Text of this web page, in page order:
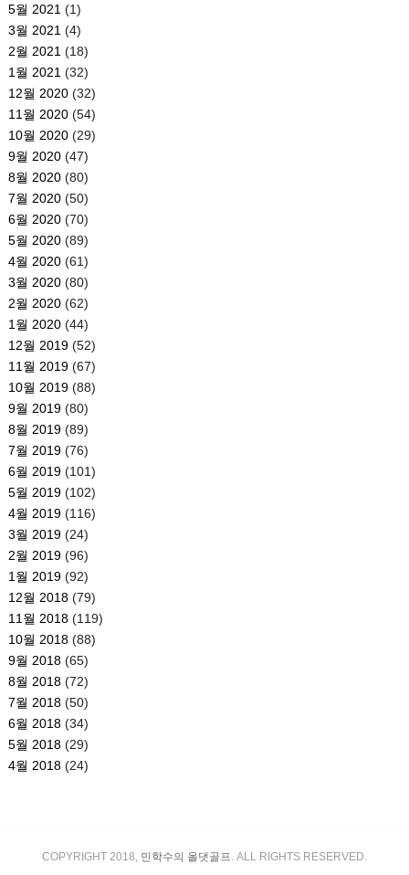
5월 2021 (1)
3월 2021 (4)
2월 2021 (18)
1월 2021 (32)
12월 2020(32)
11월 2020(54)
10월 2020(29)
9월 2020(47)
8월 2020(80)
7월 2020(50)
6월 2020(70)
5월 2020(89)
4월 2020(61)
3월 2020(80)
2월 2020(62)
1월 2020(44)
12월 2019(52)
11월 2019(67)
10월 2019(88)
9월 2019(80)
8월 2019(89)
7월 2019(76)
6월 2019(101)
5월 2019(102)
4월 2019(116)
3월 2019(24)
2월 2019(96)
1월 2019(92)
12월 2018(79)
11월 2018(119)
10월 2018(88)
9월 2018(65)
8월 2018(72)
7월 2018(50)
6월 2018(34)
5월 2018(29)
4월 2018(24)
COPYRIGHT 2018, 민학수의 올댓골프. ALL RIGHTS RESERVED.